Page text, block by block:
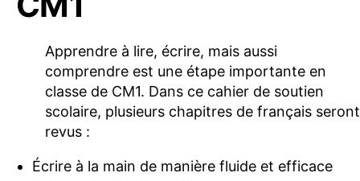
Apprendre à lire, écrire, mais aussi
comprendre est une étape importante en
classe de CM1. Dans ce cahier de soutien
scolaire, plusieurs chapitres de français seront
revus :
Écrire à la main de manière fluide et efficace